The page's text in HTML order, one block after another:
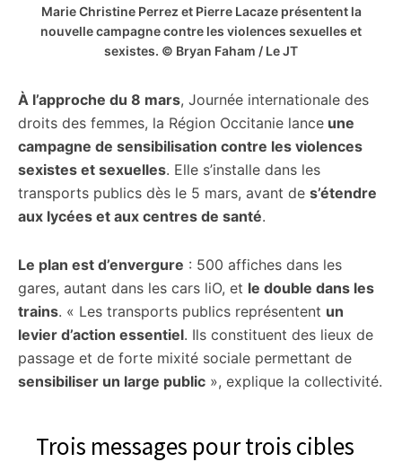
Marie Christine Perrez et Pierre Lacaze présentent la
nouvelle campagne contre les violences sexuelles et
sexistes. © Bryan Faham / Le JT
À l’approche du 8 mars, Journée internationale des
droits des femmes, la Région Occitanie lance une
campagne de sensibilisation contre les violences
sexistes et sexuelles. Elle s’installe dans les
transports publics dès le 5 mars, avant de s’étendre
aux lycées et aux centres de santé.
Le plan est d’envergure : 500 affiches dans les
gares, autant dans les cars liO, et le double dans les
trains. « Les transports publics représentent un
levier d’action essentiel. Ils constituent des lieux de
passage et de forte mixité sociale permettant de
sensibiliser un large public », explique la collectivité.
Trois messages pour trois cibles